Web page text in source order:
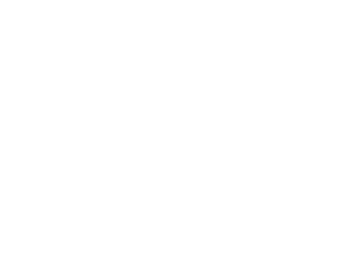
Hình ảnh 2
Hình ảnh